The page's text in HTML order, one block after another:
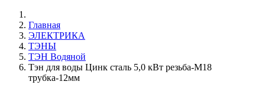
Главная
ЭЛЕКТРИКА
ТЭНЫ
ТЭН Водяной
Тэн для воды Цинк сталь 5,0 кВт резьба-М18
трубка-12мм